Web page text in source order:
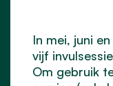
In mei, juni
vijf
Om gebruik